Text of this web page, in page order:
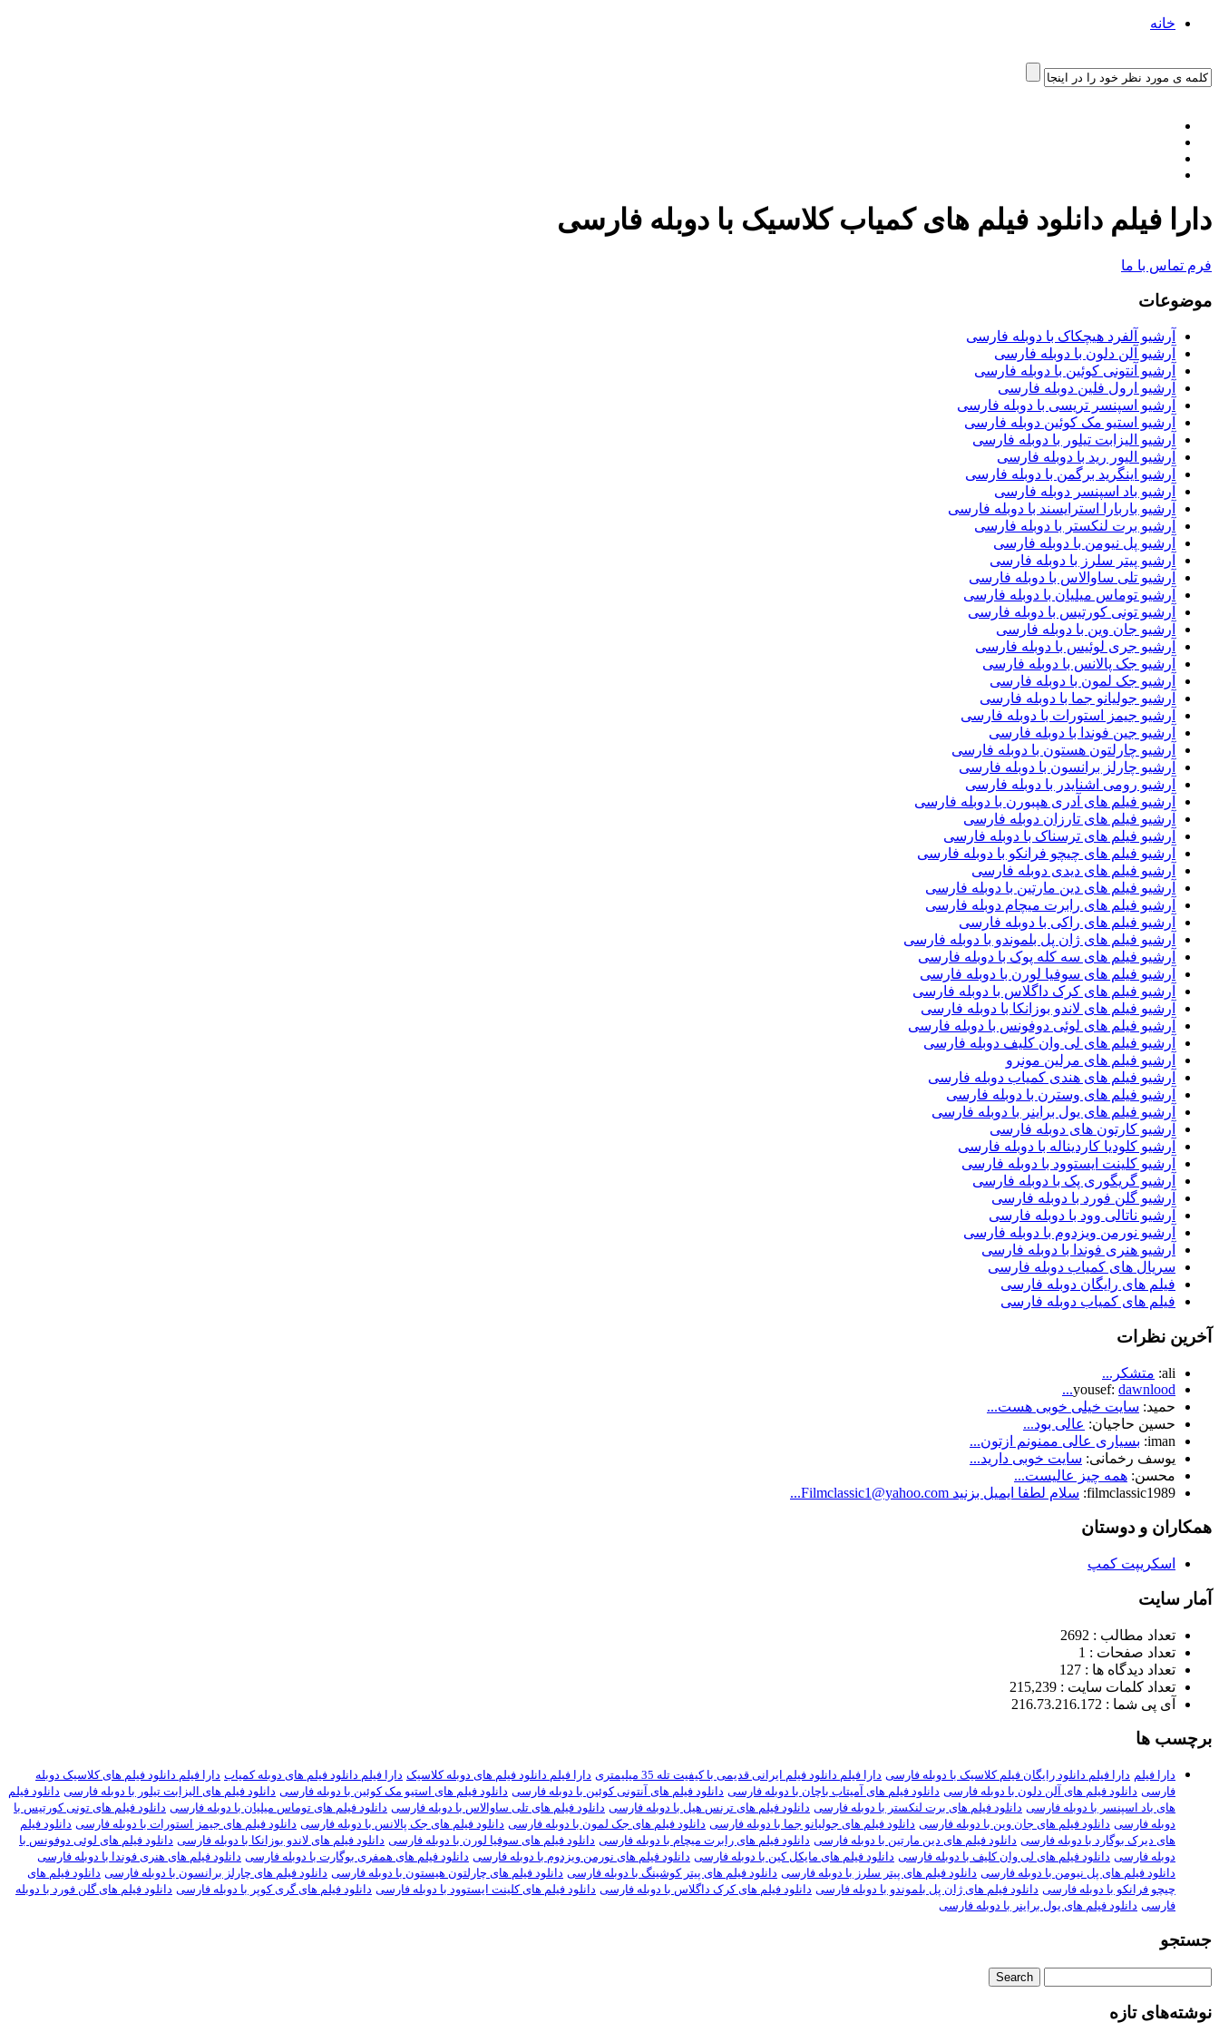
خانه
دارا فیلم دانلود فیلم های کمیاب کلاسیک با دوبله فارسی
فرم تماس با ما
موضوعات
آرشیو آلفرد هیچکاک با دوبله فارسی
آرشیو آلن دلون با دوبله فارسی
آرشیو آنتونی کوئین با دوبله فارسی
آرشیو ارول فلین دوبله فارسی
آرشیو اسپنسر تریسی با دوبله فارسی
آرشیو استیو مک کوئین دوبله فارسی
آرشیو الیزابت تیلور با دوبله فارسی
آرشیو الیور رید با دوبله فارسی
آرشیو اینگرید برگمن با دوبله فارسی
آرشیو باد اسپنسر دوبله فارسی
آرشیو باربارا استرایسند با دوبله فارسی
آرشیو برت لنکستر با دوبله فارسی
آرشیو پل نیومن با دوبله فارسی
آرشیو پیتر سلرز با دوبله فارسی
آرشیو تلی ساوالاس با دوبله فارسی
آرشیو توماس میلیان با دوبله فارسی
آرشیو تونی کورتیس با دوبله فارسی
آرشیو جان وین با دوبله فارسی
آرشیو جری لوئیس با دوبله فارسی
آرشیو جک پالانس با دوبله فارسی
آرشیو جک لمون با دوبله فارسی
آرشیو جولیانو جما با دوبله فارسی
آرشیو جیمز استورات با دوبله فارسی
آرشیو جین فوندا با دوبله فارسی
آرشیو چارلتون هستون با دوبله فارسی
آرشیو چارلز برانسون با دوبله فارسی
آرشیو رومی اشنایدر با دوبله فارسی
آرشیو فیلم های آدری هپبورن با دوبله فارسی
آرشیو فیلم های تارزان دوبله فارسی
آرشیو فیلم های ترسناک با دوبله فارسی
آرشیو فیلم های چیچو فرانکو با دوبله فارسی
آرشیو فیلم های دیدی دوبله فارسی
آرشیو فیلم های دین مارتین با دوبله فارسی
آرشیو فیلم های رابرت میچام دوبله فارسی
آرشیو فیلم های راکی با دوبله فارسی
آرشیو فیلم های ژان پل بلموندو با دوبله فارسی
آرشیو فیلم های سه کله پوک با دوبله فارسی
آرشیو فیلم های سوفیا لورن با دوبله فارسی
آرشیو فیلم های کرک داگلاس با دوبله فارسی
آرشیو فیلم های لاندو بوزانکا با دوبله فارسی
آرشیو فیلم های لوئی دوفونس با دوبله فارسی
آرشیو فیلم های لی وان کلیف دوبله فارسی
آرشیو فیلم های مرلین مونرو
آرشیو فیلم های هندی کمیاب دوبله فارسی
آرشیو فیلم های وسترن با دوبله فارسی
آرشیو فیلم های یول براینر با دوبله فارسی
آرشیو کارتون های دوبله فارسی
آرشیو کلودیا کاردیناله با دوبله فارسی
آرشیو کلینت ایستوود با دوبله فارسی
آرشیو گریگوری پک با دوبله فارسی
آرشیو گلن فورد با دوبله فارسی
آرشیو ناتالی وود با دوبله فارسی
آرشیو نورمن ویزدوم با دوبله فارسی
آرشیو هنری فوندا با دوبله فارسی
سریال های کمیاب دوبله فارسی
فیلم های رایگان دوبله فارسی
فیلم های کمیاب دوبله فارسی
آخرین نظرات
ali: متشکر...
yousef: dawnlood...
حمید: سایت خیلی خوبی هست...
حسین حاجیان: عالی بود...
iman: بسیاری عالی ممنونم ازتون...
یوسف رخمانی: سایت خوبی دارید...
محسن: همه چیز عالیست...
filmclassic1989: سلام لطفا ایمیل بزنید Filmclassic1@yahoo.com...
همکاران و دوستان
اسکریپت کمپ
آمار سایت
تعداد مطالب : 2692
تعداد صفحات : 1
تعداد دیدگاه ها : 127
تعداد کلمات سایت : 215,239
آی پی شما : 216.73.216.172
برچسب ها
دارا فیلم دارا فیلم دانلود رایگان فیلم کلاسیک با دوبله فارسی دارا فیلم دانلود فیلم ایرانی قدیمی با کیفیت تله 35 میلیمتری دارا فیلم دانلود فیلم های دوبله کلاسیک دارا فیلم دانلود فیلم های دوبله کمیاب دارا فیلم دانلود فیلم های کلاسیک دوبله
فارسی دانلود فیلم های آلن دلون با دوبله فارسی دانلود فیلم های آمیتاب باچان با دوبله فارسی دانلود فیلم های آنتونی کوئین با دوبله فارسی دانلود فیلم های استیو مک کوئین با دوبله فارسی دانلود فیلم های الیزابت تیلور با دوبله فارسی دانلود فیلم
های باد اسپنسر با دوبله فارسی دانلود فیلم های برت لنکستر با دوبله فارسی دانلود فیلم های ترنس هیل با دوبله فارسی دانلود فیلم های تلی ساوالاس با دوبله فارسی دانلود فیلم های توماس میلیان با دوبله فارسی دانلود فیلم های تونی کورتیس با
دوبله فارسی دانلود فیلم های جان وین با دوبله فارسی دانلود فیلم های جولیانو جما با دوبله فارسی دانلود فیلم های جک لمون با دوبله فارسی دانلود فیلم های جک پالانس با دوبله فارسی دانلود فیلم های جیمز استورات با دوبله فارسی دانلود فیلم
های دیرک بوگارد با دوبله فارسی دانلود فیلم های دین مارتین با دوبله فارسی دانلود فیلم های رابرت میچام با دوبله فارسی دانلود فیلم های سوفیا لورن با دوبله فارسی دانلود فیلم های لاندو بوزانکا با دوبله فارسی دانلود فیلم های لوئی دوفونس با
دوبله فارسی دانلود فیلم های لی وان کلیف با دوبله فارسی دانلود فیلم های مایکل کین با دوبله فارسی دانلود فیلم های نورمن ویزدوم با دوبله فارسی دانلود فیلم های همفری بوگارت با دوبله فارسی دانلود فیلم های هنری فوندا با دوبله فارسی
دانلود فیلم های پل نیومن با دوبله فارسی دانلود فیلم های پیتر سلرز با دوبله فارسی دانلود فیلم های پیتر کوشینگ با دوبله فارسی دانلود فیلم های چارلتون هیستون با دوبله فارسی دانلود فیلم های چارلز برانسون با دوبله فارسی دانلود فیلم های
چیچو فرانکو با دوبله فارسی دانلود فیلم های ژان پل بلموندو با دوبله فارسی دانلود فیلم های کرک داگلاس با دوبله فارسی دانلود فیلم های کلینت ایستوود با دوبله فارسی دانلود فیلم های گری کوپر با دوبله فارسی دانلود فیلم های گلن فورد با دوبله
فارسی دانلود فیلم های یول براینر با دوبله فارسی
جستجو
نوشته‌های تازه